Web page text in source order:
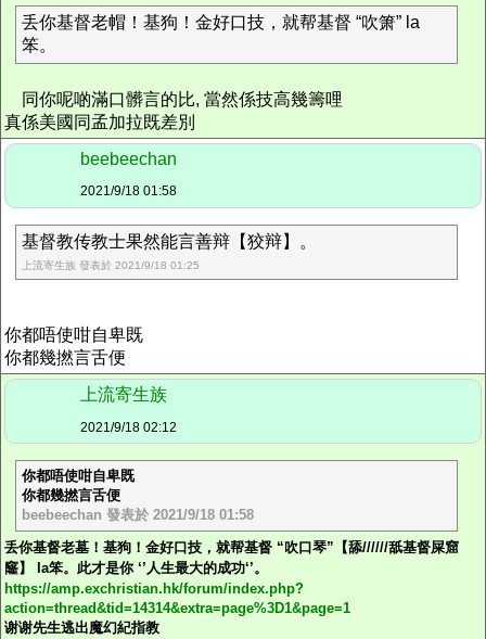
丢你基督老帽！基狗！金好口技，就帮基督 “吹箫” la
笨。
同你呢啲滿口髒言的比, 當然係技高幾籌哩
真係美國同孟加拉既差別
beebeechan
2021/9/18 01:58
基督教传教士果然能言善辩【狡辩】。
上流寄生族 發表於 2021/9/18 01:25
你都唔使咁自卑既
你都幾撚言舌便
上流寄生族
2021/9/18 02:12
你都唔使咁自卑既
你都幾撚言舌便
beebeechan 發表於 2021/9/18 01:58
丢你基督老墓！基狗！金好口技，就帮基督 “吹口琴”【舔//////舐基督屎窟
窿】 la笨。此才是你 ‘’人生最大的成功‘’。
https://amp.exchristian.hk/forum/index.php?
action=thread&tid=14314&extra=page%3D1&page=1
谢谢先生逃出魔幻紀指教